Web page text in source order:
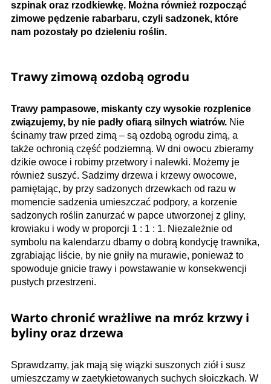
szpinak oraz rzodkiewkę. Można również rozpocząć
zimowe pędzenie rabarbaru, czyli sadzonek, które
nam pozostały po dzieleniu roślin.
Trawy zimową ozdobą ogrodu
Trawy pampasowe, miskanty czy wysokie rozplenice
związujemy, by nie padły ofiarą silnych wiatrów. Nie
ścinamy traw przed zimą – są ozdobą ogrodu zimą, a
także ochronią część podziemną. W dni owocu zbieramy
dzikie owoce i robimy przetwory i nalewki. Możemy je
również suszyć. Sadzimy drzewa i krzewy owocowe,
pamiętając, by przy sadzonych drzewkach od razu w
momencie sadzenia umieszczać podpory, a korzenie
sadzonych roślin zanurzać w papce utworzonej z gliny,
krowiaku i wody w proporcji 1 : 1 : 1. Niezależnie od
symbolu na kalendarzu dbamy o dobrą kondycję trawnika,
zgrabiając liś­cie, by nie gniły na murawie, ponieważ to
spowoduje gnicie trawy i powstawanie w konsekwencji
pustych przestrzeni.
Warto chronić wrażliwe na mróz krzwy i
byliny oraz drzewa
Sprawdzamy, jak mają się wiązki suszonych ziół i susz
umieszczamy w zaetykietowanych suchych słoiczkach. W